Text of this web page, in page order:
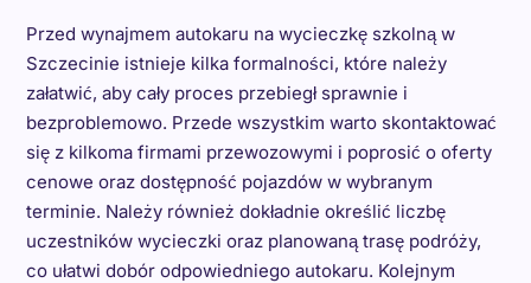
Przed wynajmem autokaru na wycieczkę szkolną w
Szczecinie istnieje kilka formalności, które należy
załatwić, aby cały proces przebiegł sprawnie i
bezproblemowo. Przede wszystkim warto skontaktować
się z kilkoma firmami przewozowymi i poprosić o oferty
cenowe oraz dostępność pojazdów w wybranym
terminie. Należy również dokładnie określić liczbę
uczestników wycieczki oraz planowaną trasę podróży,
co ułatwi dobór odpowiedniego autokaru. Kolejnym